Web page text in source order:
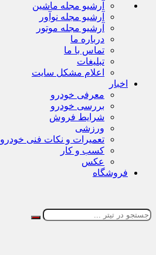
آرشیو مجله ماشین
آرشیو مجله نوآور
آرشیو مجله موتور
درباره ما
تماس با ما
تبلیغات
اعلام مشکل سایت
اخبار
معرفی خودرو
بررسی خودرو
شرایط فروش
ورزشی
تعمیرات و نکات فنی خودرو
کسب و کار
عکس
فروشگاه